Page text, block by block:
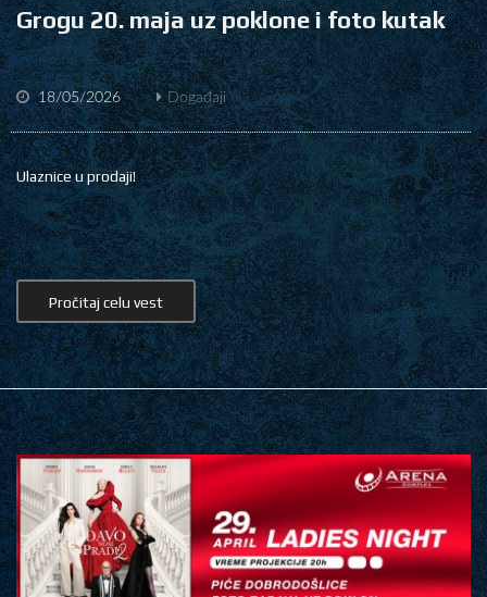
Grogu 20. maja uz poklone i foto kutak
18/05/2026 Događaji
Ulaznice u prodaji!
Pročitaj celu vest